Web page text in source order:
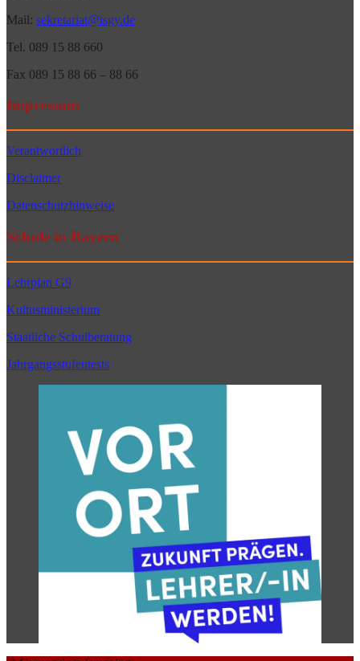
Mail: sekretariat@isgy.de
Tel. 089 15 88 660
Fax 089 15 88 66 – 88 66
Impressum
Verantwortlich
Disclaimer
Datenschutzhinweise
Schule in Bayern
Lehrplan G9
Kultusministerium
Staatliche Schulberatung
Jahrgangsstufentests